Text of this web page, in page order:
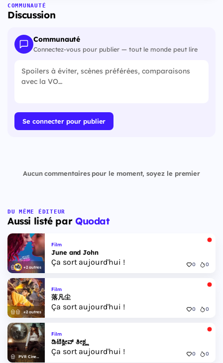
COMMUNAUTÉ
Discussion
Communauté
Connectez-vous pour publier — tout le monde peut lire
Se connecter pour publier
Aucun commentaires pour le moment, soyez le premier
DU MÊME ÉDITEUR
Aussi listé par Quodat
+2 autres
Film
June and John
Ça sort aujourd'hui ! 0 0
+2 autres
Film
落凡尘
Ça sort aujourd'hui ! 0 0
PVR Cinemas
Film
ಡಿಟೆಕ್ವೀವ್ ತೀಕ್ಷ್ಣ
Ça sort aujourd'hui ! 0 0